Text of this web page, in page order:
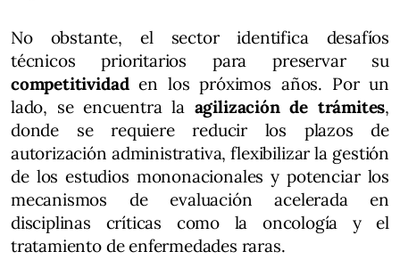
No obstante, el sector identifica desafíos
técnicos prioritarios para preservar su
competitividaden los próximos años. Por un
lado, se encuentra la agilización de trámites,
donde se requiere reducir los plazos de
autorización administrativa, flexibilizar la gestión
de los estudios mononacionales y potenciar los
mecanismos de evaluación acelerada en
disciplinas críticas como la oncología y el
tratamiento de enfermedades raras.